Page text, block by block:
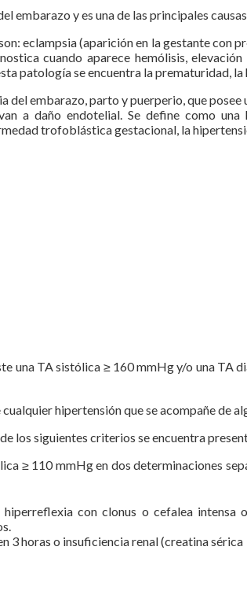
embarazo y es una de las principales
eclampsia (aparición en la gestante con
cuando aparece hemólisis,
patología se encuentra la prematuridad,
del embarazo, parto y puerperio, que
a daño endotelial. Se define como
trofoblástica gestacional, la
una TA sistólica ≥ 160 mmHg y/o una
hipertensión que se acompañe de
los siguientes criterios se encuentra
≥ 110 mmHg en dos determinaciones
con clonus o cefalea
3 horas o insuficiencia renal (creatina sérica